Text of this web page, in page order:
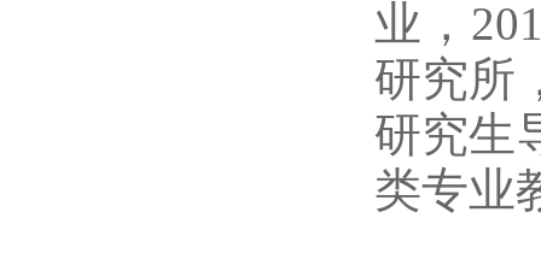
业，
研究所
研究生
类专业